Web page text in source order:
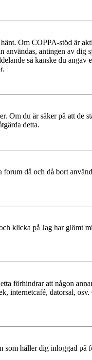
Om COPPA-stöd är
antingen av dig
så kanske du angav
du är säker på att de
detta.
då och då bort
klicka på Jag har glömt
förhindrar att någon
internetcafé, datorsal,
håller dig inloggad